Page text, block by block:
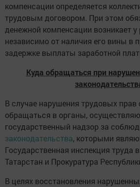
компенсации определяется
трудовым договором. При этом
денежной компенсации возникает у
независимо от наличия его вины в
задержке выплаты заработной
Куда обращаться при
В случае нарушения трудовых прав
обращаться в органы,
государственный надзор за
законодательства, которыми
Государственная инспекция труда
Татарстан и Прокуратура
В целях восстановления